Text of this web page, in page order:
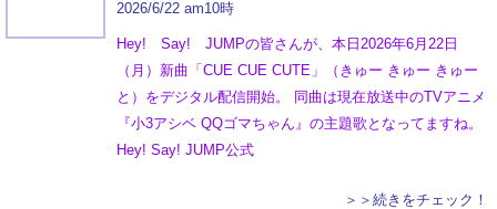
2026/6/22 am10時
Hey! Say! JUMPの皆さんが、本日2026年6月22日
（月）新曲「CUE CUE CUTE」（きゅー きゅー きゅー
と）をデジタル配信開始。 同曲は現在放送中のTVアニメ
『小3アシベ QQゴマちゃん』の主題歌となってますね。
Hey! Say! JUMP公式
＞＞続きをチェック！